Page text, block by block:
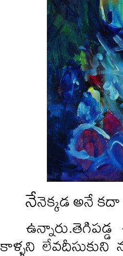
నేనెక్కడ అనే
ఉన్నారు.తెగిపడ్డ
కాళ్ళని